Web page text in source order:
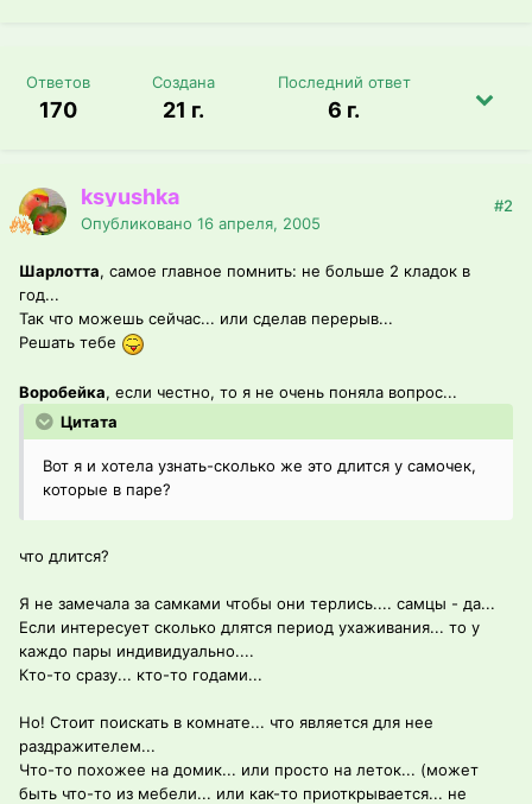
Ответов
170
Создана
21 г.
Последний ответ
6 г.
ksyushka
Опубликовано 16 апреля, 2005
#2
Шарлотта, самое главное помнить: не больше 2 кладок в
год...
Так что можешь сейчас... или сделав перерыв...
Решать тебе
Воробейка, если честно, то я не очень поняла вопрос...
Цитата
Вот я и хотела узнать-сколько же это длится у самочек,
которые в паре?
что длится?
Я не замечала за самками чтобы они терлись.... самцы - да...
Если интересует сколько длятся период ухаживания... то у
каждо пары индивидуально....
Кто-то сразу... кто-то годами...
Но! Стоит поискать в комнате... что является для нее
раздражителем...
Что-то похожее на домик... или просто на леток... (может
быть что-то из мебели... или как-то приоткрывается... не